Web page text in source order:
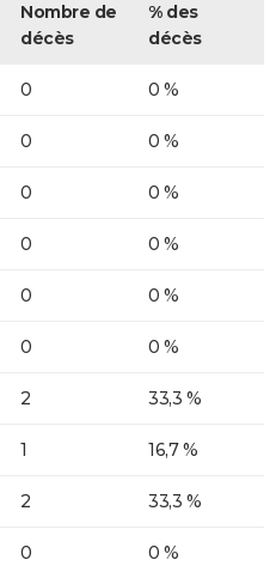
Nombre de
décès
% des
décès
0 0 %
0 0 %
0 0 %
0 0 %
0 0 %
0 0 %
2 33,3 %
1 16,7 %
2 33,3 %
0 0 %